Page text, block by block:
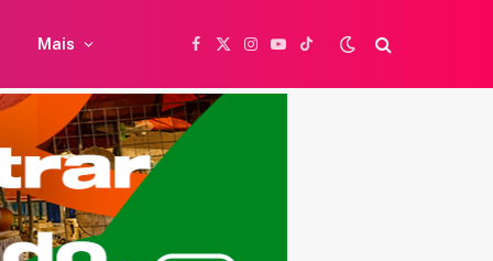
Mais
Facebook
X
Instagram
YouTubeTikTok